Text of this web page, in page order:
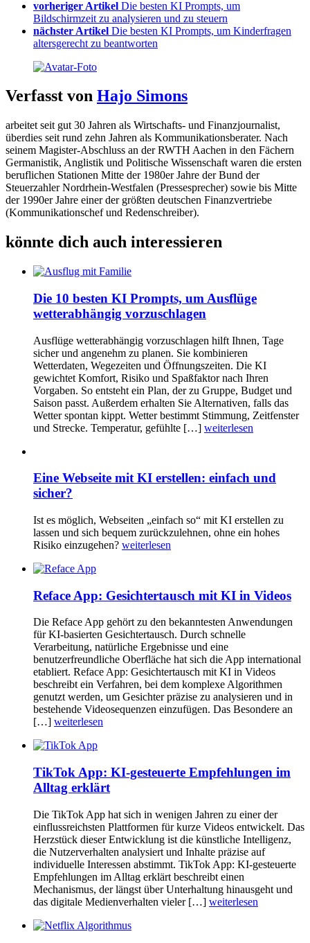
vorheriger Artikel Die besten KI Prompts, um
Bildschirmzeit zu analysieren und zu steuern
nächster Artikel Die besten KI Prompts, um Kinderfragen
altersgerecht zu beantworten
Verfasst von Hajo Simons
arbeitet seit gut 30 Jahren als Wirtschafts- und Finanzjournalist,
überdies seit rund zehn Jahren als Kommunikationsberater. Nach
seinem Magister-Abschluss an der RWTH Aachen in den Fächern
Germanistik, Anglistik und Politische Wissenschaft waren die ersten
beruflichen Stationen Mitte der 1980er Jahre der Bund der
Steuerzahler Nordrhein-Westfalen (Pressesprecher) sowie bis Mitte
der 1990er Jahre einer der größten deutschen Finanzvertriebe
(Kommunikationschef und Redenschreiber).
könnte dich auch interessieren
Die 10 besten KI Prompts, um Ausflüge
wetterabhängig vorzuschlagen
Ausflüge wetterabhängig vorzuschlagen hilft Ihnen, Tage
sicher und angenehm zu planen. Sie kombinieren
Wetterdaten, Wegezeiten und Öffnungszeiten. Die KI
gewichtet Komfort, Risiko und Spaßfaktor nach Ihren
Vorgaben. So entsteht ein Plan, der zu Gruppe, Budget und
Saison passt. Außerdem erhalten Sie Alternativen, falls das
Wetter spontan kippt. Wetter bestimmt Stimmung, Zeitfenster
und Strecke. Temperatur, gefühlte […] weiterlesen
Eine Webseite mit KI erstellen: einfach und
sicher?
Ist es möglich, Webseiten „einfach so“ mit KI erstellen zu
lassen und sich bequem zurückzulehnen, ohne ein hohes
Risiko einzugehen? weiterlesen
Reface App: Gesichtertausch mit KI in Videos
Die Reface App gehört zu den bekanntesten Anwendungen
für KI-basierten Gesichtertausch. Durch schnelle
Verarbeitung, natürliche Ergebnisse und eine
benutzerfreundliche Oberfläche hat sich die App international
etabliert. Reface App: Gesichtertausch mit KI in Videos
beschreibt ein Verfahren, bei dem komplexe Algorithmen
genutzt werden, um Gesichter präzise zu analysieren und in
bestehende Videosequenzen einzufügen. Das Besondere an
[…] weiterlesen
TikTok App: KI-gesteuerte Empfehlungen im
Alltag erklärt
Die TikTok App hat sich in wenigen Jahren zu einer der
einflussreichsten Plattformen für kurze Videos entwickelt. Das
Herzstück dieser Entwicklung ist die künstliche Intelligenz,
die Nutzerverhalten analysiert und Inhalte präzise auf
individuelle Interessen abstimmt. TikTok App: KI-gesteuerte
Empfehlungen im Alltag erklärt beschreibt einen
Mechanismus, der längst über Unterhaltung hinausgeht und
das digitale Medienverhalten vieler […] weiterlesen